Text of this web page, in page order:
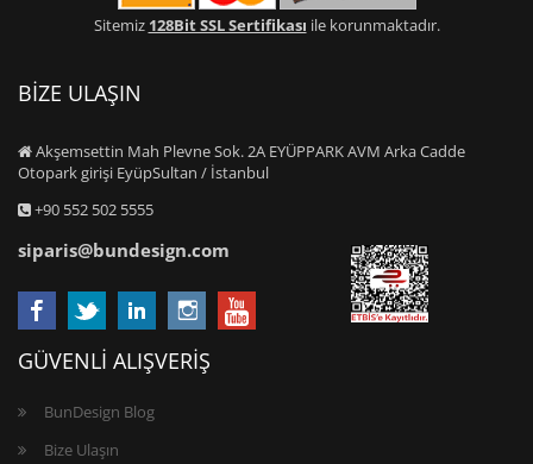
Sitemiz 128Bit SSL Sertifikası ile korunmaktadır.
BİZE ULAŞIN
Akşemsettin Mah Plevne Sok. 2A EYÜPPARK AVM Arka Cadde
Otopark girişi EyüpSultan / İstanbul
+90 552 502 5555
siparis@bundesign.com
GÜVENLİ ALIŞVERİŞ
BunDesign Blog
Bize Ulaşın